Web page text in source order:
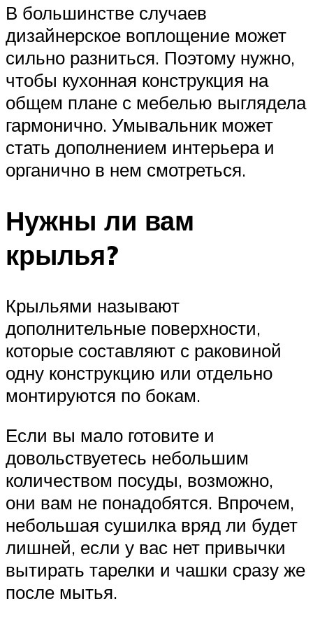
В большинстве случаев
дизайнерское воплощение может
сильно разниться. Поэтому нужно,
чтобы кухонная конструкция на
общем плане с мебелью выглядела
гармонично. Умывальник может
стать дополнением интерьера и
органично в нем смотреться.
Нужны ли вам
крылья?
Крыльями называют
дополнительные поверхности,
которые составляют с раковиной
одну конструкцию или отдельно
монтируются по бокам.
Если вы мало готовите и
довольствуетесь небольшим
количеством посуды, возможно,
они вам не понадобятся. Впрочем,
небольшая сушилка вряд ли будет
лишней, если у вас нет привычки
вытирать тарелки и чашки сразу же
после мытья.